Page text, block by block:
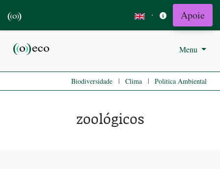
· Apoie
Menu
Biodiversidade | Clima | Politica Ambiental
zoológicos